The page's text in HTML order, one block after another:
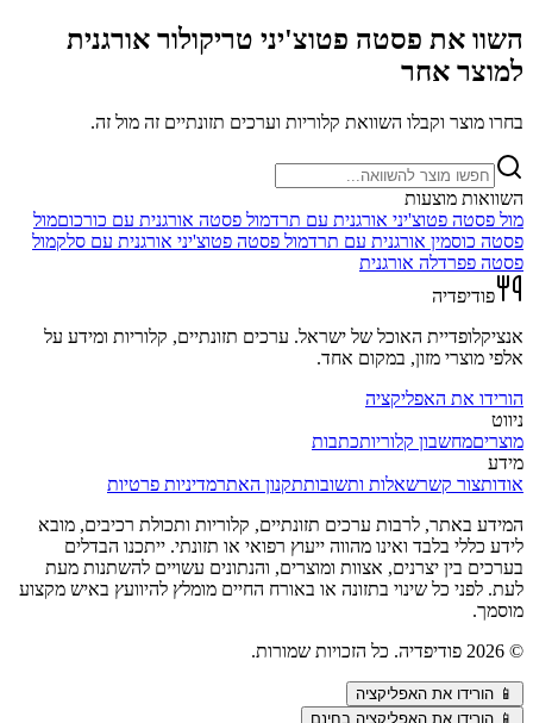
השוו את פסטה פטוצ'יני טריקולור אורגנית
למוצר אחר
בחרו מוצר וקבלו השוואת קלוריות וערכים תזונתיים זה מול זה.
השוואות מוצעות
מול פסטה פטוצ'יני אורגנית עם תרדמול פסטה אורגנית עם כורכוםמול
פסטה כוסמין אורגנית עם תרדמול פסטה פטוצ'יני אורגנית עם סלקמול
פסטה פפרדלה אורגנית
פודיפדיה
אנציקלופדיית האוכל של ישראל. ערכים תזונתיים, קלוריות ומידע על
אלפי מוצרי מזון, במקום אחד.
הורידו את האפליקציה
ניווט
מוצריםמחשבון קלוריותכתבות
מידע
אודותצור קשרשאלות ותשובותתקנון האתרמדיניות פרטיות
המידע באתר, לרבות ערכים תזונתיים, קלוריות ותכולת רכיבים, מובא
לידע כללי בלבד ואינו מהווה ייעוץ רפואי או תזונתי. ייתכנו הבדלים
בערכים בין יצרנים, אצוות ומוצרים, והנתונים עשויים להשתנות מעת
לעת. לפני כל שינוי בתזונה או באורח החיים מומלץ להיוועץ באיש מקצוע
מוסמך.
©
2026 פודיפדיה. כל הזכויות שמורות.
📱 הורידו את האפליקציה
📱 הורידו את האפליקציה בחינם